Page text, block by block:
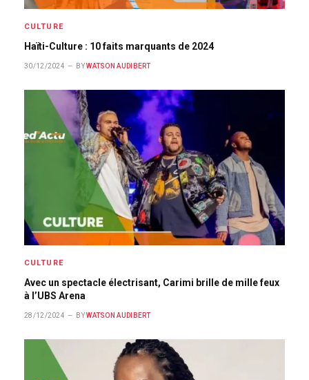
CULTURE
Haïti-Culture : 10 faits marquants de 2024
30/12/2024 BY WATSON AUDIBERT
CULTURE
Avec un spectacle électrisant, Carimi brille de mille feux
à l’UBS Arena
28/12/2024 BY WATSON AUDIBERT